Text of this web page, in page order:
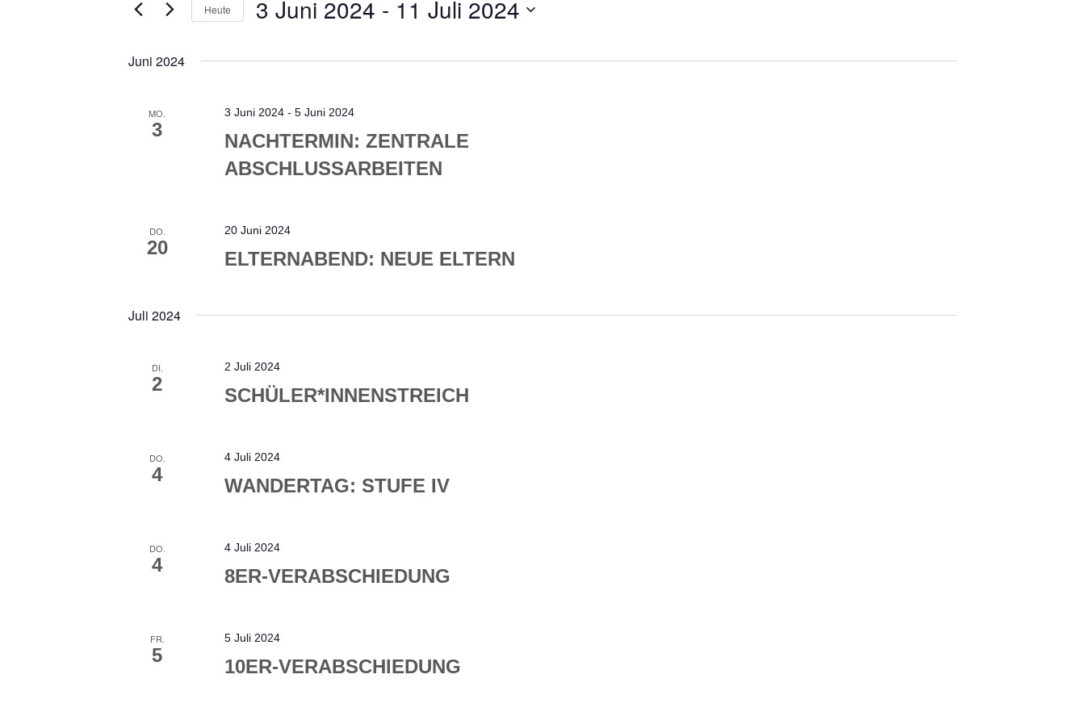
NAVIGATION
nach
Schlüsselwort.
Heute 3 Juni 2024 - 11 Juli 2024
Juni 2024
MO.
3
NACHTERMIN: ZENTRALE
ABSCHLUSSARBEITEN
3 Juni 2024 -5 Juni 2024
DO.
20
ELTERNABEND: NEUE ELTERN
20 Juni 2024
Juli 2024
DI.
2
SCHÜLER*INNENSTREICH
2 Juli 2024
DO.
4
WANDERTAG: STUFE IV
4 Juli 2024
DO.
4
8ER-VERABSCHIEDUNG
4 Juli 2024
FR.
5
10ER-VERABSCHIEDUNG
5 Juli 2024